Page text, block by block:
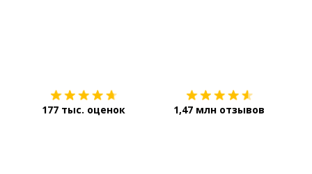
177 тыс. оценок 1,47 млн отзывов